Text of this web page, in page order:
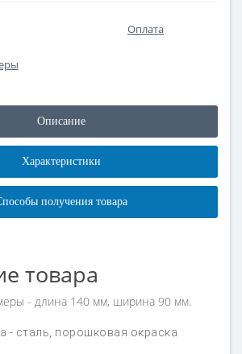
Оплата
Описание
Характеристики
получения товара
товара
- длина 140 мм, ширина 90 мм.
- cталь, порошковая окраска